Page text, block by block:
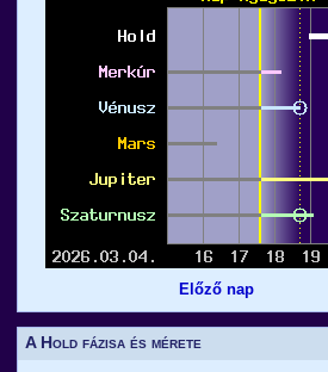
Előző nap
A Hold fázisa és mérete